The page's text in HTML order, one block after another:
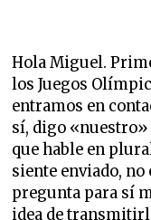
Hola Miguel.
los Juegos
entramos en
sí, digo
que hable en
siente enviado, no
pregunta para sí
idea de